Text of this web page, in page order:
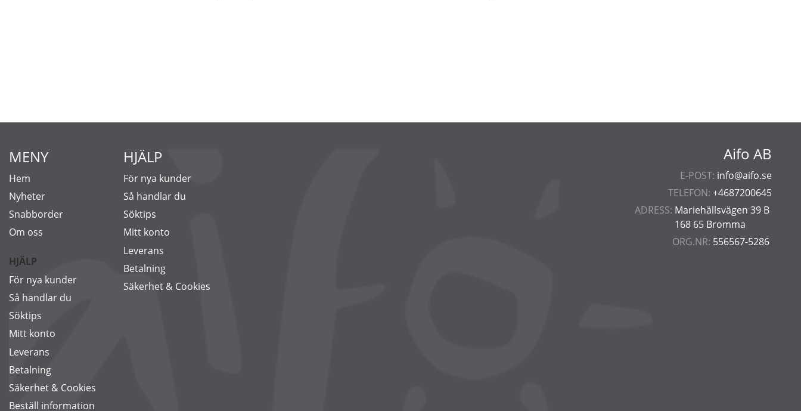
Aifo AB
E-POST: info@aifo.se
TELEFON: +4687200645
ADRESS: Mariehällsvägen 39 B
168 65 Bromma
ORG.NR: 556567-5286
MENY
Hem
Nyheter
Snabborder
Om oss
HJÄLP
För nya kunder
Så handlar du
Söktips
Mitt konto
Leverans
Betalning
Säkerhet & Cookies
Beställ information
HJÄLP
För nya kunder
Så handlar du
Söktips
Mitt konto
Leverans
Betalning
Säkerhet & Cookies